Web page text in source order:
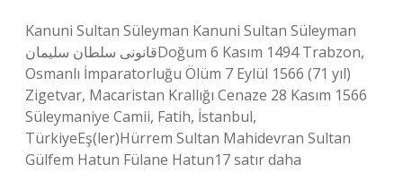
Kanuni Sultan Süleyman Kanuni Sultan Süleyman
قانونى سلطان سليمانDoğum 6 Kasım 1494 Trabzon,
Osmanlı İmparatorluğu Ölüm 7 Eylül 1566 (71 yıl)
Zigetvar, Macaristan Krallığı Cenaze 28 Kasım 1566
Süleymaniye Camii, Fatih, İstanbul,
TürkiyeEş(ler)Hürrem Sultan Mahidevran Sultan
Gülfem Hatun Fülane Hatun17 satır daha